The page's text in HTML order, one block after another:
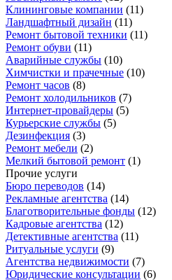
Клининговые компании (11)
Ландшафтный дизайн (11)
Ремонт бытовой техники (11)
Ремонт обуви (11)
Аварийные службы (10)
Химчистки и прачечные (10)
Ремонт часов (8)
Ремонт холодильников (7)
Интернет-провайдеры (5)
Курьерские службы (5)
Дезинфекция (3)
Ремонт мебели (2)
Мелкий бытовой ремонт (1)
Прочие услуги
Бюро переводов (14)
Рекламные агентства (14)
Благотворительные фонды (12)
Кадровые агентства (12)
Детективные агентства (11)
Ритуальные услуги (9)
Агентства недвижимости (7)
Юридические консультации (6)